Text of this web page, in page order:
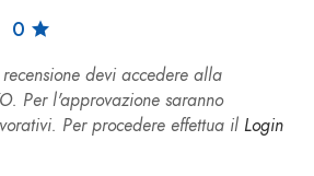
0
devi accedere alla
Per l'approvazione saranno
Per procedere effettua il Login